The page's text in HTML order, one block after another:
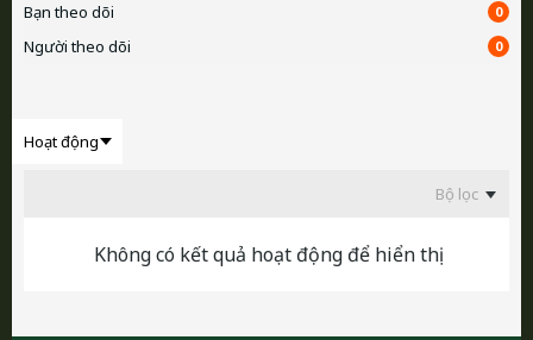
Bạn theo dõi
0
Người theo dõi 0
Bộ lọc
Không có kết quả hoạt động để hiển thị